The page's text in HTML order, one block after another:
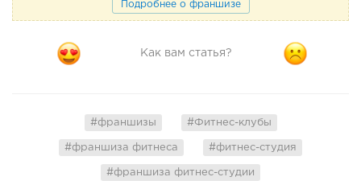
Подробнее о франшизе
Как вам статья?
#франшизы #Фитнес-клубы
#франшиза фитнеса #фитнес-студия
#франшиза фитнес-студии